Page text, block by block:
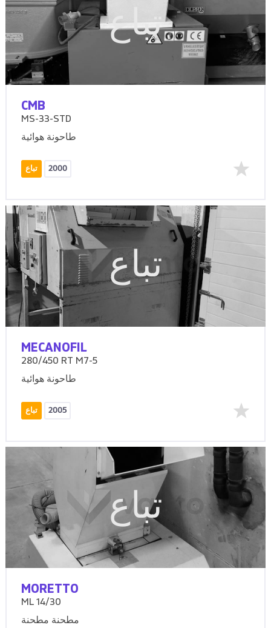
تباع
CMB
MS-33-STD
طاحونة هوائية
تباع 2000
تباع
MECANOFIL
280/450 RT M7-5
طاحونة هوائية
تباع 2005
تباع
MORETTO
ML 14/30
مطحنة مطحنة